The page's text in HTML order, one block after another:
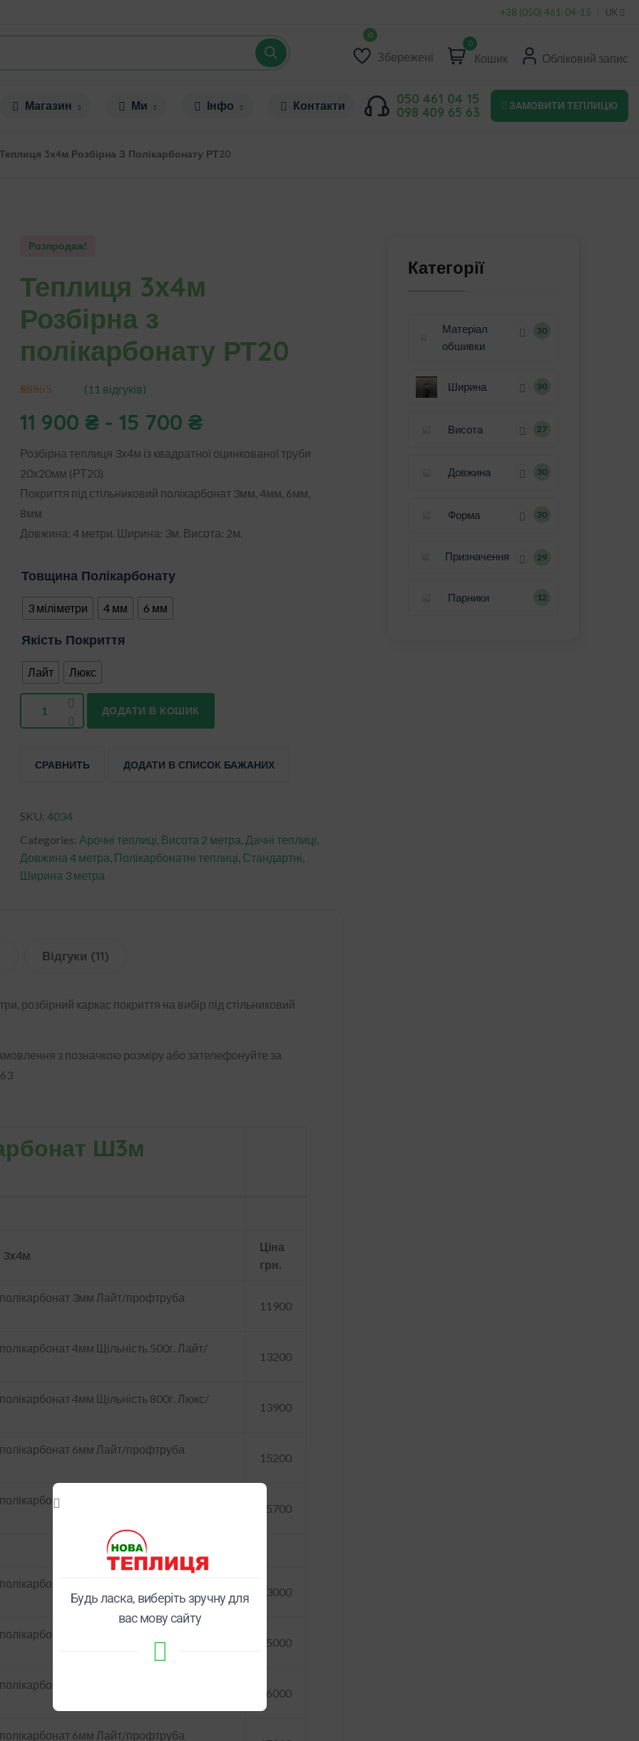
+38 (050) 461-04-15 UK
Збережені
0
Кошик Обліковий запис
Магазин Ми Інфо Контакти 050 461 04 15
098 409 65 63 ЗАМОВИТИ ТЕПЛИЦЮ
Теплиця 3х4м Розбірна З Полікарбонату РТ20
Розпродаж!
Теплиця 3х4м
Розбірна з
полікарбонату РТ20
4.50з 5 на
основі
покупців
(11 відгуків)
11 900 ₴ - 15 700 ₴
Розбірна теплиця 3х4м із квадратної оцинкованої труби
20х20мм (РТ20)
Покриття під стільниковий полікарбонат 3мм, 4мм, 6мм,
8мм
Довжина: 4 метри. Ширина: 3м. Висота: 2м.
Товщина Полікарбонату
3 міліметри 4 мм 6 мм
Якість Покриття
Лайт Люкс
ДОДАТИ В КОШИК
СРАВНИТЬ ДОДАТИ В СПИСОК БАЖАНИХ
SKU: 4034
Categories: Арочні теплиці Висота 2 метра Дачні теплиці
Довжина 4 метра Полікарбонатні теплиці Стандартні
Ширина 3 метра
Відгуки (11)
розбірний каркас покриття на вибір під стільниковий
з позначкою розміру або зателефонуйте за
Ш3м
3х4м
Ціна
грн.
3мм Лайт/профтруба
11900
4мм Щільність 500г. Лайт/
13200
4мм Щільність 800г. Люкс/
13900
6мм Лайт/профтруба
15200
6мм Люкс/профтруба
15700
3мм Лайт/профтруба
13000
4мм Щільність 500г. Лайт/
15000
4мм Щільність 800г. Люкс/
16000
6мм Лайт/профтруба
Категорії
Матеріал
обшивки
30
Ширина 30
Висота 27
Довжина 30
Форма 30
Призначення 29
Парники 12
Будь ласка, виберіть зручну для
вас мову сайту